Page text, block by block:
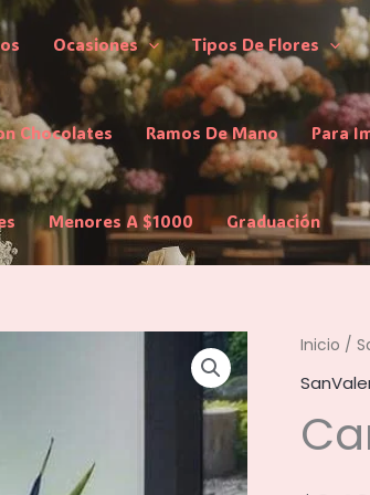
Ocasiones Tipos De Flores
Chocolates Ramos De Mano Para
Menores A $1000 Graduación
Inicio /